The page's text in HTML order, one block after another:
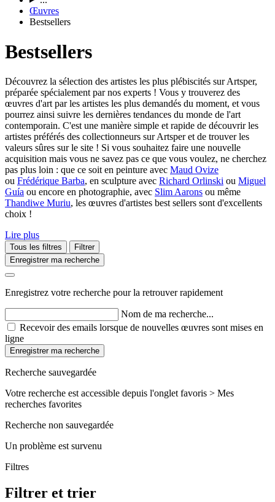
Œuvres
Bestsellers
Bestsellers
Découvrez la sélection des artistes les plus plébiscités sur Artsper,
préparée spécialement par nos experts ! Vous y trouverez des
œuvres d'art par les artistes les plus demandés du moment, et vous
pourrez ainsi suivre les dernières tendances du monde de l'art
contemporain. C'est une manière simple et rapide de découvrir les
artistes préférés des collectionneurs sur Artsper et de trouver les
valeurs sûres sur le site ! Si vous souhaitez faire une nouvelle
acquisition mais vous ne savez pas ce que vous voulez, ne cherchez
pas plus loin : que ce soit en peinture avec Maud Ovize
ou Frédérique Barba, en sculpture avec Richard Orlinski ou Miguel
Guía ou encore en photographie, avec Slim Aarons ou même
Thandiwe Muriu, les œuvres d'artistes best sellers sont d'excellents
choix !
Lire plus
Tous les filtres
Filtrer
Enregistrer ma recherche
Enregistrez votre recherche pour la retrouver rapidement
Nom de ma recherche...
Recevoir des emails lorsque de nouvelles œuvres sont mises en
ligne
Enregistrer ma recherche
Recherche sauvegardée
Votre recherche est accessible depuis l'onglet favoris > Mes
recherches favorites
Recherche non sauvegardée
Un problème est survenu
Filtres
Filtrer et trier